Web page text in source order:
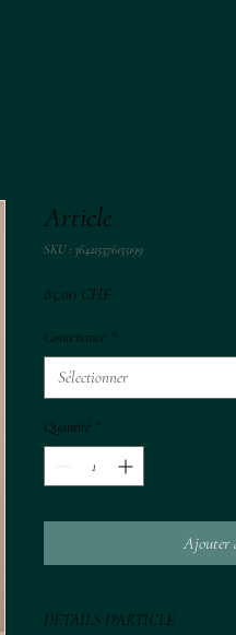
Article
SKU : 364215376135199
85.00 CHFPrix
Contenance *
Sélectionner
Quantité *
Ajouter
DÉTAILS D'ARTICLE